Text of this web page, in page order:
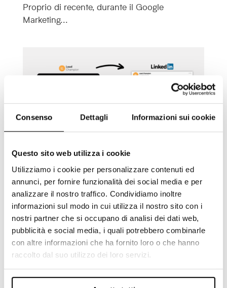
Consenso Dettagli Informazioni sui cookie
Questo sito web utilizza i cookie
Utilizziamo i cookie per personalizzare contenuti ed
annunci, per fornire funzionalità dei social media e per
analizzare il nostro traffico. Condividiamo inoltre
informazioni sul modo in cui utilizza il nostro sito con i
nostri partner che si occupano di analisi dei dati web,
pubblicità e social media, i quali potrebbero combinarle
con altre informazioni che ha fornito loro o che hanno
raccolto dal suo utilizzo dei loro servizi.
Proprio di recente, durante il Google
Marketing...
Fare Account Based Marketing su
LinkedIn con Lead Champion ora è
possibile!
Gen 30, 2024
Lead Champion si integra con LinkedIn per
creare campagne targettizzate sulle aziende